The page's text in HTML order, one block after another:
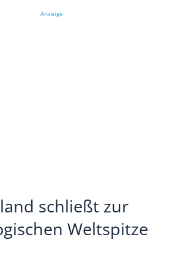
Anzeige
schließt zur
Weltspitze